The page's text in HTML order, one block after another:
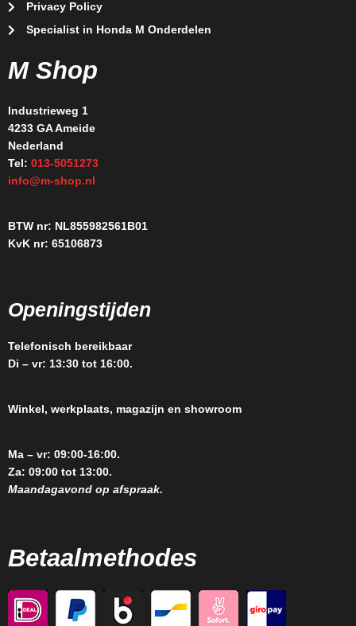
Privacy Policy
Specialist in Honda M Onderdelen
M Shop
Industrieweg 1
4233 GA Ameide
Nederland
Tel: 013-5051273
info@m-shop.nl
BTW nr: NL855982561B01
KvK nr: 65106873
Openingstijden
Telefonisch bereikbaar
Di – vr: 13:30 tot 16:00.
Winkel, werkplaats, magazijn en showroom
Ma – vr: 09:00-16:00.
Za: 09:00 tot 13:00.
Maandagavond op afspraak.
Betaalmethodes